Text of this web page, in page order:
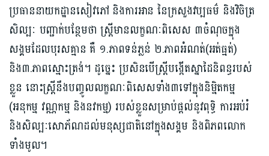
ប្រធាននាយកដ្ឋានសៀវភៅ និងការអាន នៃក្រសួងវប្បធម៌ និងវិចិត្រ
សិល្បៈ បញ្ជាក់បន្ថែមថា ស្ត្រីមានលក្ខណៈពិសេស ៣ចំណុចក្នុង
សង្គមដែលបុរសគ្មាន គឺ ១.ភាពទន់ភ្លន់ ២.ភាពអំណត់(អត់ធ្មត់)
និង៣.ភាពស្មោះត្រង់។ ដូច្នេះ ប្រសិនបើស្ត្រីបង្កើតស្នាដៃនិពន្ធរបស់
ខ្លួន នោះស្ត្រីនឹងបញ្ចូលលក្ខណៈពិសេសទាំង៣ទៅក្នុងនិម្មិតកម្ម
(អនុកម្ម វណ្ណកម្ម និងនវកម្ម) របស់ខ្លួនសម្រាប់ផ្តល់នូវពុទ្ធិ ការអប់រំ
និងសិល្បៈសោភ័ណដល់មនុស្សជាតិនៅក្នុងសង្គម និងពិភពលោក
ទាំងមូល។